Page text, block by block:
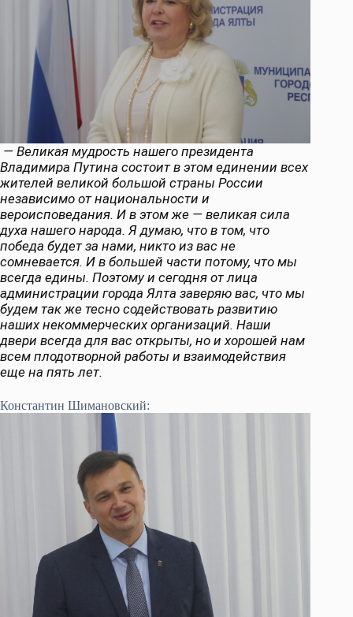
— Великая мудрость нашего президента
Владимира Путина состоит в этом единении всех
жителей великой большой страны России
независимо от национальности и
вероисповедания. И в этом же — великая сила
духа нашего народа. Я думаю, что в том, что
победа будет за нами, никто из вас не
сомневается. И в большей части потому, что мы
всегда едины. Поэтому и сегодня от лица
администрации города Ялта заверяю вас, что мы
будем так же тесно содействовать развитию
наших некоммерческих организаций. Наши
двери всегда для вас открыты, но и хорошей нам
всем плодотворной работы и взаимодействия
еще на пять лет.
Константин Шимановский: